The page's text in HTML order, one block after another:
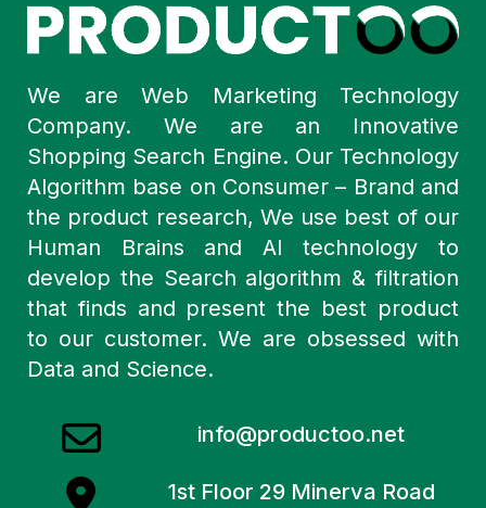
We are Web Marketing Technology
Company. We are an Innovative
Shopping Search Engine. Our Technology
Algorithm base on Consumer – Brand and
the product research, We use best of our
Human Brains and AI technology to
develop the Search algorithm & filtration
that finds and present the best product
to our customer. We are obsessed with
Data and Science.
info@productoo.net
1st Floor 29 Minerva Road